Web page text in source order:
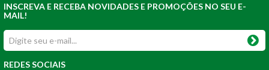
INSCREVA E RECEBA NOVIDADES E PROMOÇÕES NO SEU E-
MAIL!
REDES SOCIAIS